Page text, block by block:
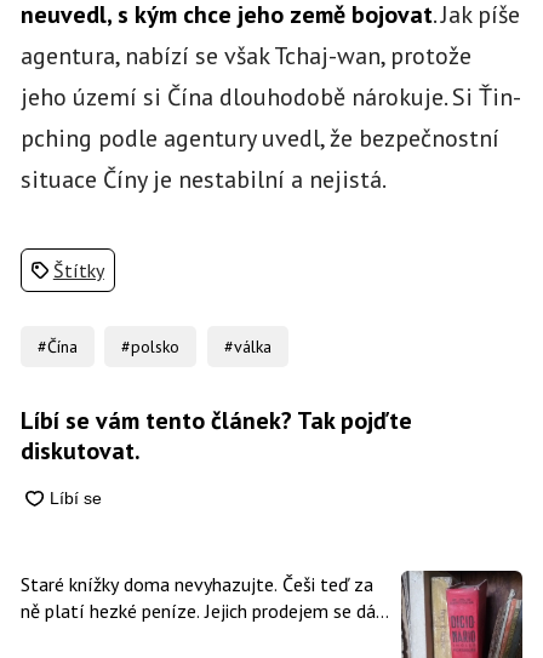
neuvedl, s kým chce jeho země bojovat. Jak píše
agentura, nabízí se však Tchaj-wan, protože
jeho území si Čína dlouhodobě nárokuje. Si Ťin-
pching podle agentury uvedl, že bezpečnostní
situace Číny je nestabilní a nejistá.
Štítky
#Čína #polsko #válka
Líbí se vám tento článek? Tak pojďte
diskutovat.
Staré knížky doma nevyhazujte. Češi teď za
ně platí hezké peníze. Jejich prodejem se dá